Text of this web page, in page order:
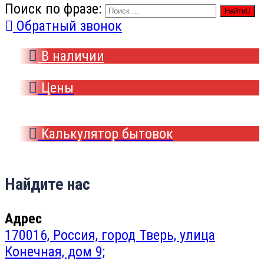
Поиск по фразе: Найти
Обратный звонок
В наличии
Цены
Калькулятор бытовок
Найдите нас
Адрес
170016, Россия, город Тверь, улица
Конечная, дом 9;